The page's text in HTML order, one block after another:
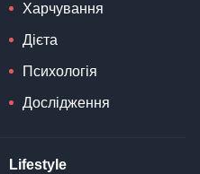
Харчування
Дієта
Психологія
Дослідження
Lifestyle